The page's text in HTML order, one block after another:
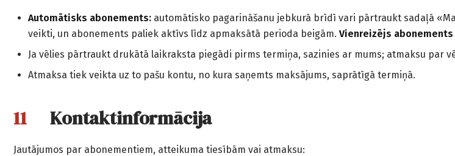
Automātisks abonements: automātisko pagarināšanu jebkurā brīdī vari pārtraukt sadaļā
veikti, un abonements paliek aktīvs līdz apmaksātā perioda beigām. Vienreizējs abonements
Ja vēlies pārtraukt drukātā laikraksta piegādi pirms termiņa, sazinies ar mums; atmaksu par
Atmaksa tiek veikta uz to pašu kontu, no kura saņemts maksājums, saprātīgā termiņā.
Kontaktinformācija
Jautājumos par abonementiem, atteikuma tiesībām vai atmaksu: